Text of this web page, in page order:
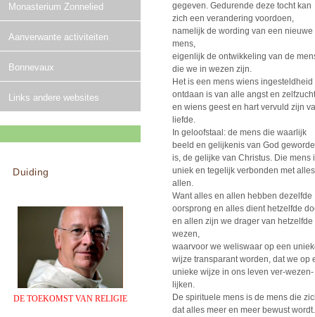
Monasterium Zonnelied
Aanverwante activiteiten
Bonnevaux
Links andere websites
Duiding
DE TOEKOMST VAN RELIGIE
gegeven. Gedurende deze tocht kan
zich een verandering voordoen,
namelijk de wording van een nieuwe
mens,
eigenlijk de ontwikkeling van de
die we in wezen zijn.
Het is een mens wiens ingesteldheid
ontdaan is van alle angst en zelfzucht
en wiens geest en hart vervuld zijn
liefde.
In geloofstaal: de mens die waarlijk
beeld en gelijkenis van God
is, de gelijke van Christus. Die mens
uniek en tegelijk verbonden met
allen.
Want alles en allen hebben dezelfde
oorsprong en alles dient hetzelfde
en allen zijn we drager van hetzelfde
wezen,
waarvoor we weliswaar op een
wijze transparant worden, dat we op
unieke wijze in ons leven ver-wezen-
lijken.
De spirituele mens is de mens die
dat alles meer en meer bewust wordt.